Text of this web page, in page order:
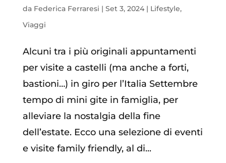
da Federica Ferraresi | Set 3, 2024| Lifestyle,
Viaggi
Alcuni tra i più originali appuntamenti
per visite a castelli (ma anche a forti,
bastioni…) in giro per l’Italia Settembre
tempo di mini gite in famiglia, per
alleviare la nostalgia della fine
dell’estate. Ecco una selezione di eventi
e visite family friendly, al di...